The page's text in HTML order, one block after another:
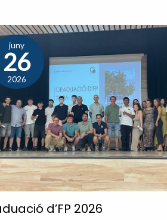
juny
26
2026
d’FP 2026